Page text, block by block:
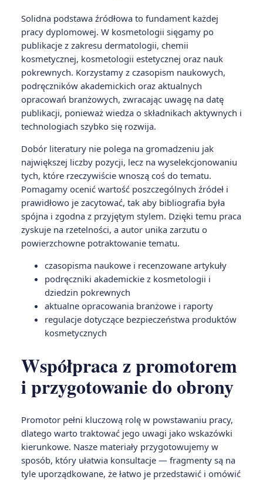
Solidna podstawa źródłowa to fundament każdej
pracy dyplomowej. W kosmetologii sięgamy po
publikacje z zakresu dermatologii, chemii
kosmetycznej, kosmetologii estetycznej oraz nauk
pokrewnych. Korzystamy z czasopism naukowych,
podręczników akademickich oraz aktualnych
opracowań branżowych, zwracając uwagę na datę
publikacji, ponieważ wiedza o składnikach aktywnych i
technologiach szybko się rozwija.
Dobór literatury nie polega na gromadzeniu jak
największej liczby pozycji, lecz na wyselekcjonowaniu
tych, które rzeczywiście wnoszą coś do tematu.
Pomagamy ocenić wartość poszczególnych źródeł i
prawidłowo je zacytować, tak aby bibliografia była
spójna i zgodna z przyjętym stylem. Dzięki temu praca
zyskuje na rzetelności, a autor unika zarzutu o
powierzchowne potraktowanie tematu.
czasopisma naukowe i recenzowane artykuły
podręczniki akademickie z kosmetologii i
dziedzin pokrewnych
aktualne opracowania branżowe i raporty
regulacje dotyczące bezpieczeństwa produktów
kosmetycznych
Współpraca z promotorem
i przygotowanie do obrony
Promotor pełni kluczową rolę w powstawaniu pracy,
dlatego warto traktować jego uwagi jako wskazówki
kierunkowe. Nasze materiały przygotowujemy w
sposób, który ułatwia konsultacje — fragmenty są na
tyle uporządkowane, że łatwo je przedstawić i omówić